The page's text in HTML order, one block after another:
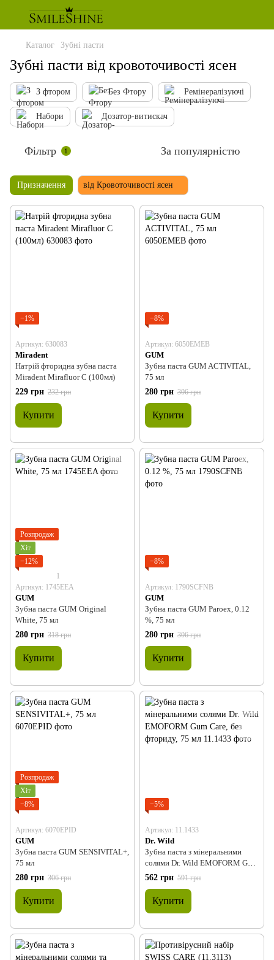
Каталог Зубні пасти
Зубні пасти від кровоточивості ясен
З фтором Без Фтору Ремінералізуючі
Набори Дозатор-витискач
Фільтр 1 За популярністю
Призначення від Кровоточивості ясен
−1%
Артикул: 630083
Miradent
Натрій фторидна зубна паста
Miradent Mirafluor С (100мл)
229 грн 232 грн
Купити
−8%
Артикул: 6050EMEB
GUM
Зубна паста GUM ACTIVITAL,
75 мл
280 грн 306 грн
Купити
Розпродаж
Хіт
−12%
1
Артикул: 1745EEA
GUM
Зубна паста GUM Original
White, 75 мл
280 грн 318 грн
Купити
−8%
Артикул: 1790SCFNB
GUM
Зубна паста GUM Paroex, 0.12
%, 75 мл
280 грн 306 грн
Купити
Розпродаж
Хіт
−8%
Артикул: 6070EPID
GUM
Зубна паста GUM SENSIVITAL+,
75 мл
280 грн 306 грн
Купити
−5%
Артикул: 11.1433
Dr. Wild
Зубна паста з мінеральними
солями Dr. Wild EMOFORM Gum
Care, без фториду, 75 мл
562 грн 591 грн
Купити